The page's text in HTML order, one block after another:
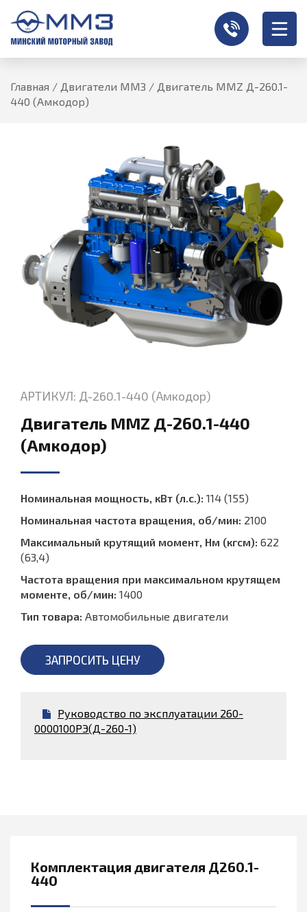
Главная / Двигатели ММЗ / Двигатель MMZ Д-260.1-
440 (Амкодор)
АРТИКУЛ: Д-260.1-440 (Амкодор)
Двигатель MMZ Д-260.1-440
(Амкодор)
Номинальная мощность, кВт (л.с.): 114 (155)
Номинальная частота вращения, об/мин: 2100
Максимальный крутящий момент, Нм (кгсм): 622
(63,4)
Частота вращения при максимальном крутящем
моменте, об/мин: 1400
Тип товара: Автомобильные двигатели
ЗАПРОСИТЬ ЦЕНУ
Руководство по эксплуатации 260-
0000100РЭ(Д-260-1)
Комплектация двигателя Д260.1-
440